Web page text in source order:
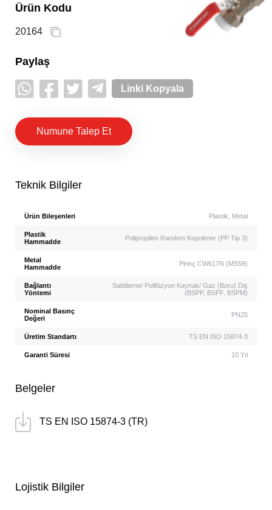
Ürün Kodu
20164
Paylaş
Linki Kopyala
Numune Talep Et
Teknik Bilgiler
Ürün Bileşenleri Plastik, Metal
Plastik
Hammadde
Polipropilen Random Kopolimer (PP Tip 3)
Metal
Hammadde
Pirinç CW617N (MS58)
Bağlantı
Yöntemi
Sabitleme/ Polifüzyon Kaynak/ Gaz (Boru) Diş
(BSPP, BSPF, BSPM)
Nominal Basınç
Değeri
PN25
Üretim Standartı TS EN ISO 15874-3
Garanti Süresi 10 Yıl
Belgeler
TS EN ISO 15874-3 (TR)
Lojistik Bilgiler